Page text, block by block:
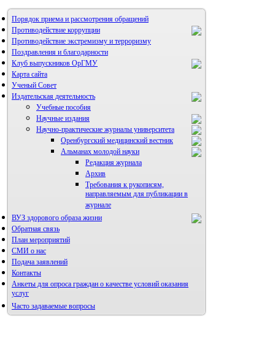
Порядок приема и рассмотрения обращений
Противодействие коррупции
Противодействие экстремизму и терроризму
Поздравления и благодарности
Клуб выпускников ОрГМУ
Карта сайта
Ученый Совет
Издательская деятельность
Учебные пособия
Научные издания
Научно-практические журналы университета
Оренбургский медицинский вестник
Правила направления,
Альманах молодой науки
Редакция журнала
Архив
Требования к рукописям,
направляемым для публикации в
журнале
ВУЗ здорового образа жизни
Фотогалерея
Обратная связь
План мероприятий
СМИ о нас
Подача заявлений
Контакты
Анкеты для опроса граждан о качестве условий оказания
услуг
Часто задаваемые вопросы